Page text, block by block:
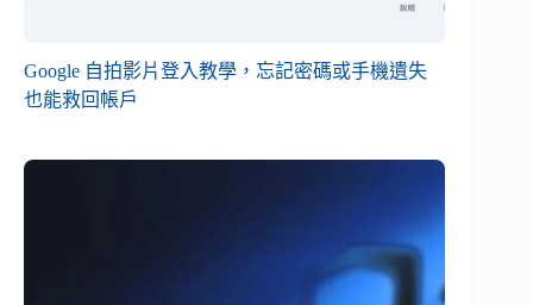
Google 自拍影片登入教學，忘記密碼或手機遺失
也能救回帳戶